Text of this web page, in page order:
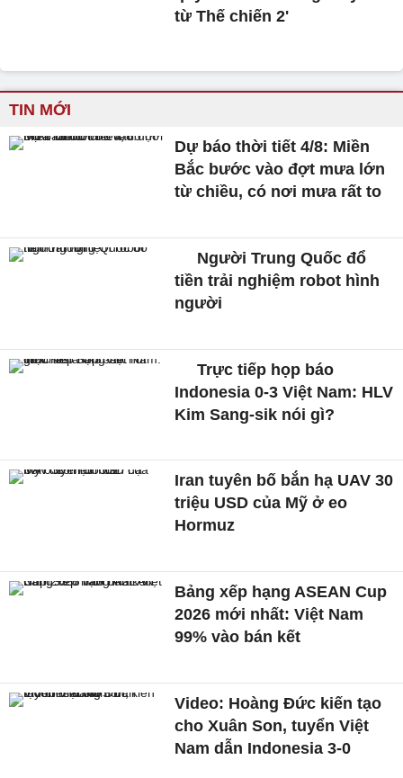
từ Thế chiến 2'
TIN MỚI
Dự báo thời tiết 4/8: Miền
Bắc bước vào đợt mưa lớn
từ chiều, có nơi mưa rất to
Người Trung Quốc đổ
tiền trải nghiệm robot hình
người
Trực tiếp họp báo
Indonesia 0-3 Việt Nam: HLV
Kim Sang-sik nói gì?
Iran tuyên bố bắn hạ UAV 30
triệu USD của Mỹ ở eo
Hormuz
Bảng xếp hạng ASEAN Cup
2026 mới nhất: Việt Nam
99% vào bán kết
Video: Hoàng Đức kiến tạo
cho Xuân Son, tuyển Việt
Nam dẫn Indonesia 3-0